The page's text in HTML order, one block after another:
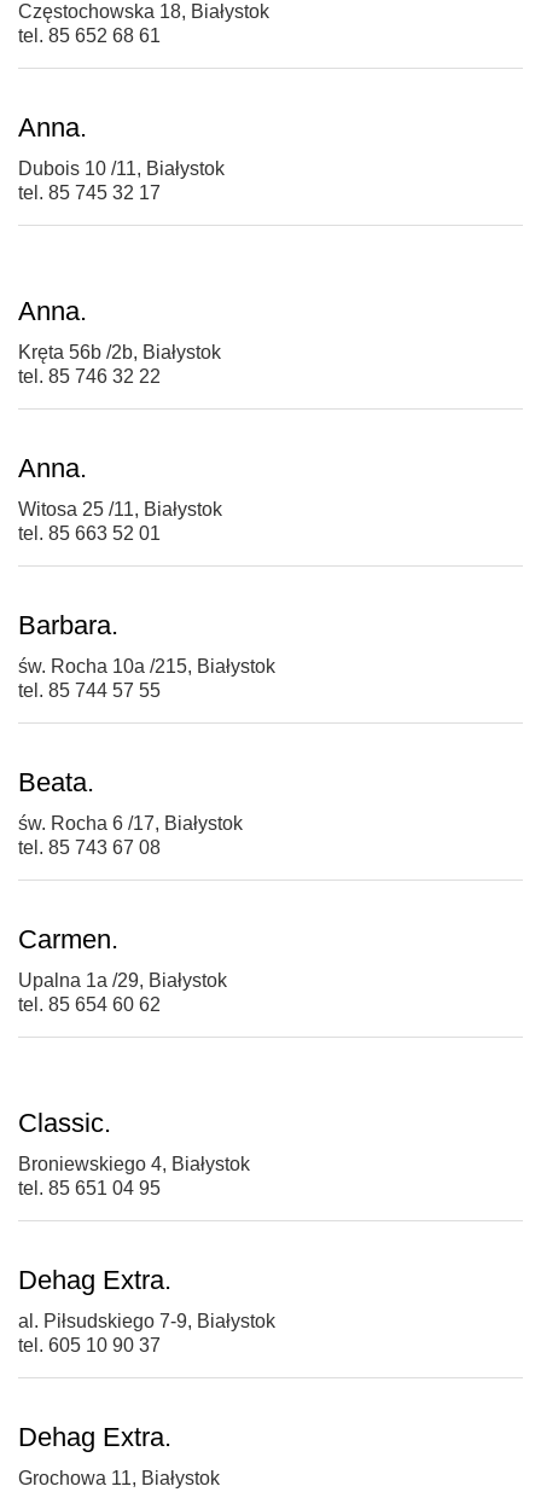
Częstochowska 18, Białystok
tel. 85 652 68 61
Anna.
Dubois 10 /11, Białystok
tel. 85 745 32 17
Anna.
Kręta 56b /2b, Białystok
tel. 85 746 32 22
Anna.
Witosa 25 /11, Białystok
tel. 85 663 52 01
Barbara.
św. Rocha 10a /215, Białystok
tel. 85 744 57 55
Beata.
św. Rocha 6 /17, Białystok
tel. 85 743 67 08
Carmen.
Upalna 1a /29, Białystok
tel. 85 654 60 62
Classic.
Broniewskiego 4, Białystok
tel. 85 651 04 95
Dehag Extra.
al. Piłsudskiego 7-9, Białystok
tel. 605 10 90 37
Dehag Extra.
Grochowa 11, Białystok